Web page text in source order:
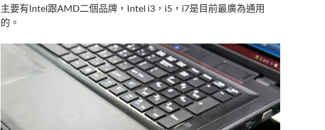
主要有Intel跟AMD二個品牌，Intel i3，i5，i7是目前最廣為通用
的。